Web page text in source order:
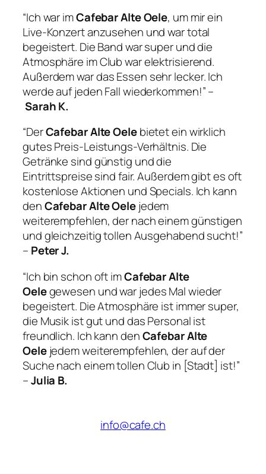
“Ich war imCafebar Alte Oele, um mir ein
Live-Konzert anzusehen und war total
begeistert. Die Band war super und die
Atmosphäre im Club war elektrisierend.
Außerdem war das Essen sehr lecker. Ich
werde auf jeden Fall wiederkommen!” –
Sarah K.
“DerCafebar Alte Oelebietet ein wirklich
gutes Preis-Leistungs-Verhältnis. Die
Getränke sind günstig und die
Eintrittspreise sind fair. Außerdem gibt es oft
kostenlose Aktionen und Specials. Ich kann
denCafebar Alte Oelejedem
weiterempfehlen, der nach einem günstigen
und gleichzeitig tollen Ausgehabend sucht!”
– Peter J.
“Ich bin schon oft imCafebar Alte
Oelegewesen und war jedes Mal wieder
begeistert. Die Atmosphäre ist immer super,
die Musik ist gut und das Personal ist
freundlich. Ich kann denCafebar Alte
Oelejedem weiterempfehlen, der auf der
Suche nach einem tollen Club in [Stadt] ist!”
–Julia B.
info@cafe.ch